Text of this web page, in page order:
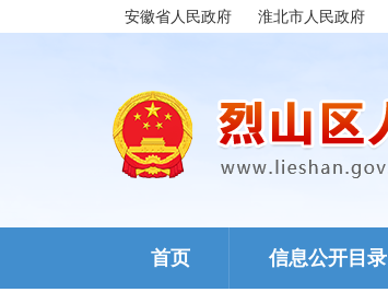
安徽省人民政府 淮北市人民政府
首页 信息公开目录